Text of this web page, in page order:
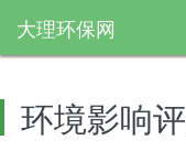
大理环保网
环境影响